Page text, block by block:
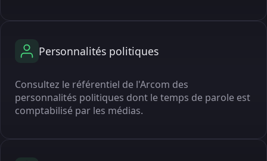
Personnalités politiques
Consultez le référentiel de l'Arcom des
personnalités politiques dont le temps de parole est
comptabilisé par les médias.